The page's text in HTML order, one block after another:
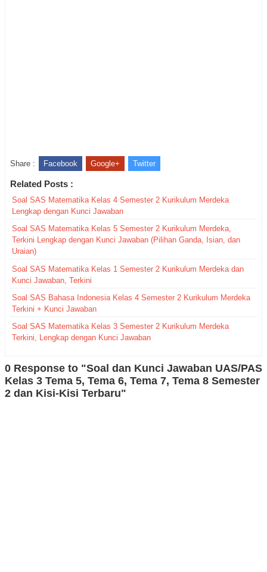
Share : Facebook Google+ Twitter
Related Posts :
Soal SAS Matematika Kelas 4 Semester 2 Kurikulum Merdeka
Lengkap dengan Kunci Jawaban
Soal SAS Matematika Kelas 5 Semester 2 Kurikulum Merdeka,
Terkini Lengkap dengan Kunci Jawaban (Pilihan Ganda, Isian, dan
Uraian)
Soal SAS Matematika Kelas 1 Semester 2 Kurikulum Merdeka dan
Kunci Jawaban, Terkini
Soal SAS Bahasa Indonesia Kelas 4 Semester 2 Kurikulum Merdeka
Terkini + Kunci Jawaban
Soal SAS Matematika Kelas 3 Semester 2 Kurikulum Merdeka
Terkini, Lengkap dengan Kunci Jawaban
0 Response to "Soal dan Kunci Jawaban UAS/PAS
Kelas 3 Tema 5, Tema 6, Tema 7, Tema 8 Semester
2 dan Kisi-Kisi Terbaru"